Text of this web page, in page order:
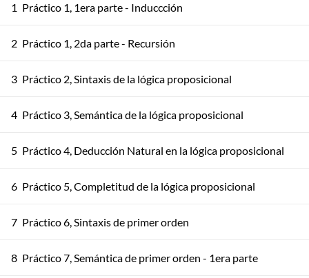
1 Práctico 1, 1era parte - Induccción
2 Práctico 1, 2da parte - Recursión
3 Práctico 2, Sintaxis de la lógica proposicional
4 Práctico 3, Semántica de la lógica proposicional
5 Práctico 4, Deducción Natural en la lógica proposicional
6 Práctico 5, Completitud de la lógica proposicional
7 Práctico 6, Sintaxis de primer orden
8 Práctico 7, Semántica de primer orden - 1era parte